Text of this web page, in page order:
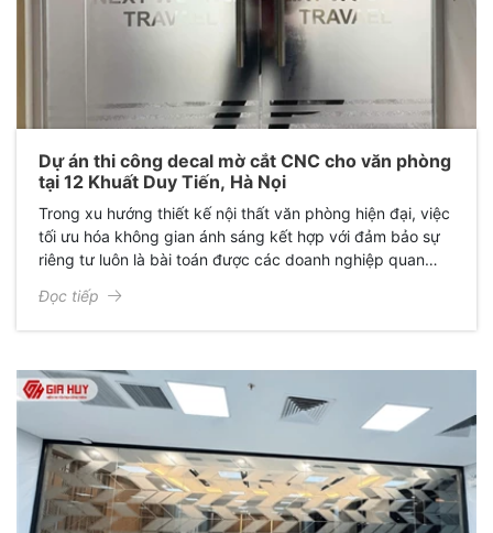
Dự án thi công decal mờ cắt CNC cho văn phòng
tại 12 Khuất Duy Tiến, Hà Nọi
Trong xu hướng thiết kế nội thất văn phòng hiện đại, việc
tối ưu hóa không gian ánh sáng kết hợp với đảm bảo sự
riêng tư luôn là bài toán được các doanh nghiệp quan
sắc dự án thi công decal mờ cắt CNC cho văn phòng anh
Tuấn Anh tại Hà Nội, mang lại một diện mạo hoàn toàn
Đọc tiếp